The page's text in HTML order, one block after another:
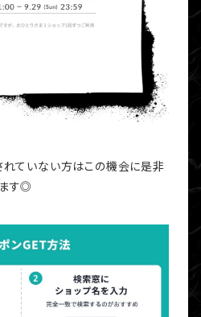
れていない方はこの機会に是非
す◎